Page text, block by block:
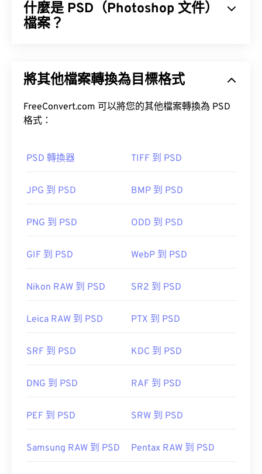
然柯達已於 2005 年停產 DCS 系列相機，但如今許
多柯達相機仍然支援 DCR 格式。
使用柯達的舊版軟體 Kodak Photodesk 可以輕鬆開
啟 DCR 檔案。
Photoshop
在多個平台上運行。由於 DCR 是原始位圖文件，因
開發人員：
什麼是 PSD（Photoshop 文件）
檔案？
雜的圖形設計程式。
如何開啟 PSD 檔案？
GNU 影像處理程式（也稱為 GIMP）是 Adobe 產品
用。為了解決這個問題，PSD 通常會轉換為可以壓
轉換為 JPEG
初始發佈日期：
1990 年 2 月 19 日
https://www.lifewire.com/psd-file-2622194
將其他檔案轉換為目標格式
FreeConvert.com 可以將您的其他檔案轉換為 PSD
格式：
PSD 轉換器 TIFF 到 PSD
JPG 到 PSD BMP 到 PSD
PNG 到 PSD ODD 到 PSD
GIF 到 PSD WebP 到 PSD
Nikon RAW 到 PSD SR2 到 PSD
Leica RAW 到 PSD PTX 到 PSD
SRF 到 PSD KDC 到 PSD
DNG 到 PSD RAF 到 PSD
PEF 到 PSD SRW 到 PSD
Samsung RAW 到 PSD Pentax RAW 到 PSD